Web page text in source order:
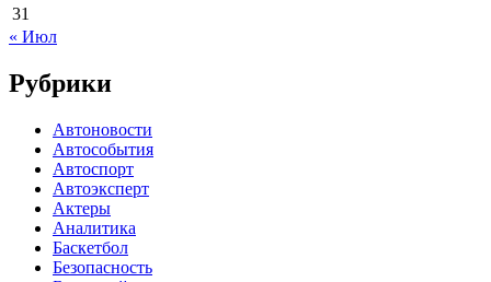
31
« Июл
Рубрики
Автоновости
Автособытия
Автоспорт
Автоэксперт
Актеры
Аналитика
Баскетбол
Безопасность